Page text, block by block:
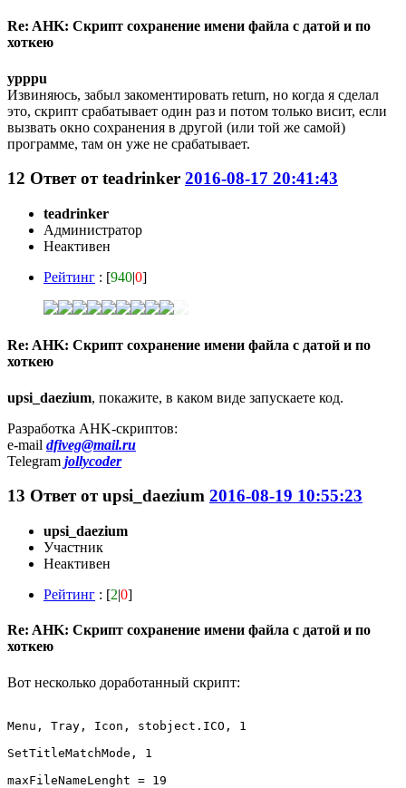
Re: AHK: Скрипт сохранение имени файла с датой и по
хоткею
ypppu
Извиняюсь, забыл закоментировать return, но когда я сделал
это, скрипт срабатывает один раз и потом только висит, если
вызвать окно сохранения в другой (или той же самой)
программе, там он уже не срабатывает.
12 Ответ отteadrinker 2016-08-17 20:41:43
teadrinker
Администратор
Неактивен
Рейтинг : [940|0]
Re: AHK: Скрипт сохранение имени файла с датой и по
хоткею
upsi_daezium, покажите, в каком виде запускаете код.
Разработка AHK-скриптов:
e-mail dfiveg@mail.ru
Telegram jollycoder
13 Ответ отupsi_daezium 2016-08-19 10:55:23
upsi_daezium
Участник
Неактивен
Рейтинг : [2|0]
Re: AHK: Скрипт сохранение имени файла с датой и по
хоткею
Вот несколько доработанный скрипт:
Menu, Tray, Icon, stobject.ICO, 1
SetTitleMatchMode, 1
maxFileNameLenght = 19